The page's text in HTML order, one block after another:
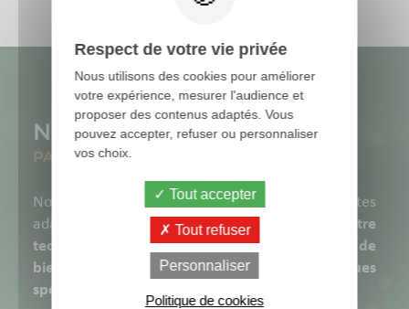
Nos formations
PAR FILIÈRE
Nous vous proposons diverses formations toutes
adaptées à vos attentes, pour
améliorer votre
technicité
gagner en performance
plus de
bien-être au quotidien, sur des
thématiques
spécifiques
Respect de votre vie privée
Nous utilisons des cookies pour améliorer
votre expérience, mesurer l'audience et
proposer des contenus adaptés. Vous
pouvez accepter, refuser ou personnaliser
vos choix.
Tout accepter
Tout refuser
Personnaliser
Politique de cookies